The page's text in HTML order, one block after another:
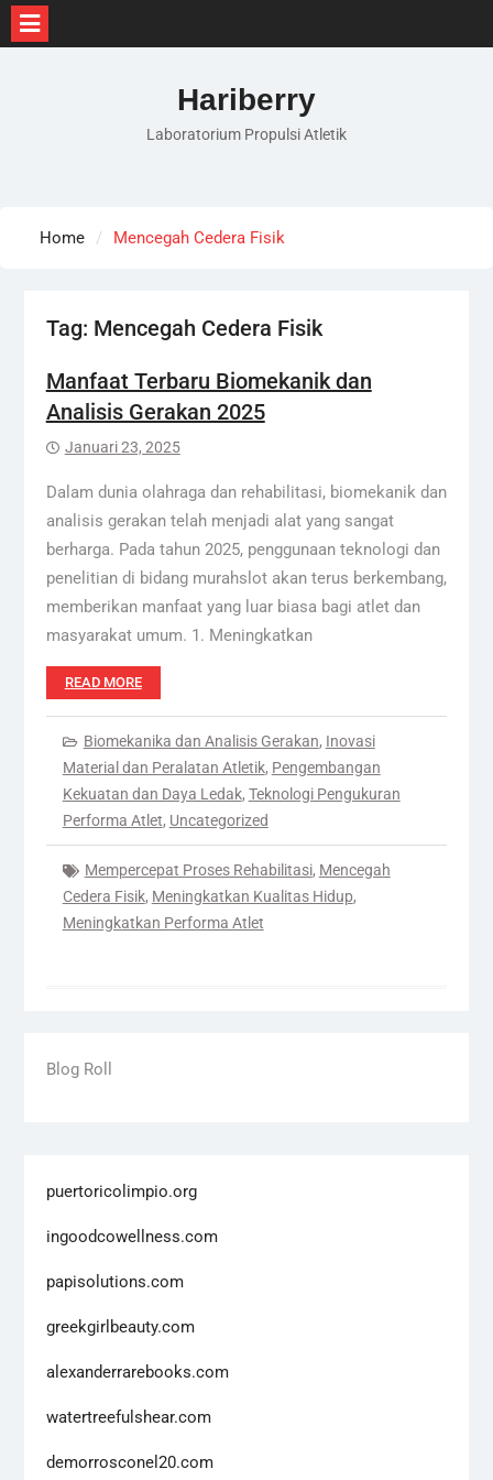
Hariberry
Laboratorium Propulsi Atletik
Home Mencegah Cedera Fisik
Tag: Mencegah Cedera Fisik
Manfaat Terbaru Biomekanik dan
Analisis Gerakan 2025
Januari 23, 2025
Dalam dunia olahraga dan rehabilitasi, biomekanik dan
analisis gerakan telah menjadi alat yang sangat
berharga. Pada tahun 2025, penggunaan teknologi dan
penelitian di bidang murahslot akan terus berkembang,
memberikan manfaat yang luar biasa bagi atlet dan
masyarakat umum. 1. Meningkatkan
READ MORE
Biomekanika dan Analisis Gerakan, Inovasi
Material dan Peralatan Atletik, Pengembangan
Kekuatan dan Daya Ledak, Teknologi Pengukuran
Performa Atlet, Uncategorized
Mempercepat Proses Rehabilitasi, Mencegah
Cedera Fisik, Meningkatkan Kualitas Hidup,
Meningkatkan Performa Atlet
Blog Roll
puertoricolimpio.org
ingoodcowellness.com
papisolutions.com
greekgirlbeauty.com
alexanderrarebooks.com
watertreefulshear.com
demorrosconel20.com